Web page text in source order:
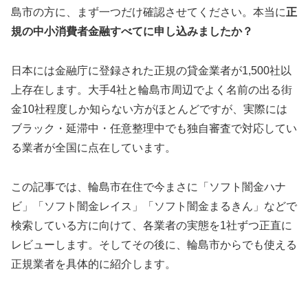
島市の方に、まず一つだけ確認させてください。本当に正
規の中小消費者金融すべてに申し込みましたか？
日本には金融庁に登録された正規の貸金業者が1,500社以
上存在します。大手4社と輪島市周辺でよく名前の出る街
金10社程度しか知らない方がほとんどですが、実際には
ブラック・延滞中・任意整理中でも独自審査で対応してい
る業者が全国に点在しています。
この記事では、輪島市在住で今まさに「ソフト闇金ハナ
ビ」「ソフト闇金レイス」「ソフト闇金まるきん」などで
検索している方に向けて、各業者の実態を1社ずつ正直に
レビューします。そしてその後に、輪島市からでも使える
正規業者を具体的に紹介します。